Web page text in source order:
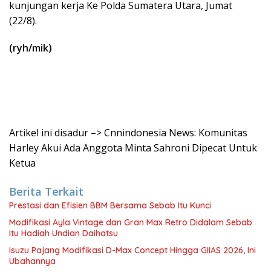
kunjungan kerja Ke Polda Sumatera Utara, Jumat
(22/8).
(ryh/mik)
Artikel ini disadur –> Cnnindonesia News: Komunitas
Harley Akui Ada Anggota Minta Sahroni Dipecat Untuk
Ketua
Berita Terkait
Prestasi dan Efisien BBM Bersama Sebab Itu Kunci
Modifikasi Ayla Vintage dan Gran Max Retro Didalam Sebab
Itu Hadiah Undian Daihatsu
Isuzu Pajang Modifikasi D-Max Concept Hingga GIIAS 2026, Ini
Ubahannya